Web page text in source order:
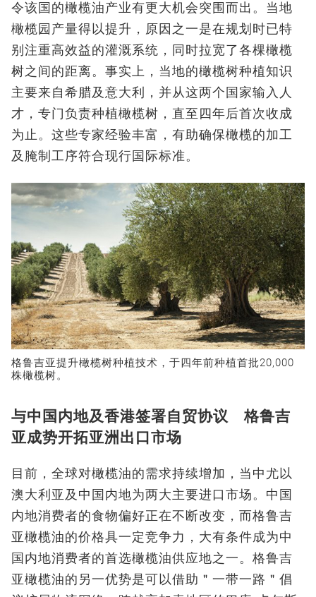
令该国的橄榄油产业有更大机会突围而出。当地
橄榄园产量得以提升，原因之一是在规划时已特
别注重高效益的灌溉系统，同时拉宽了各棵橄榄
树之间的距离。事实上，当地的橄榄树种植知识
主要来自希腊及意大利，并从这两个国家输入人
才，专门负责种植橄榄树，直至四年后首次收成
为止。这些专家经验丰富，有助确保橄榄的加工
及腌制工序符合现行国际标准。
格鲁吉亚提升橄榄树种植技术，于四年前种植首批20,000
株橄榄树。
与中国内地及香港签署自贸协议 格鲁吉
亚成势开拓亚洲出口市场
目前，全球对橄榄油的需求持续增加，当中尤以
澳大利亚及中国内地为两大主要进口市场。中国
内地消费者的食物偏好正在不断改变，而格鲁吉
亚橄榄油的价格具一定竞争力，大有条件成为中
国内地消费者的首选橄榄油供应地之一。格鲁吉
亚橄榄油的另一优势是可以借助＂一带一路＂倡